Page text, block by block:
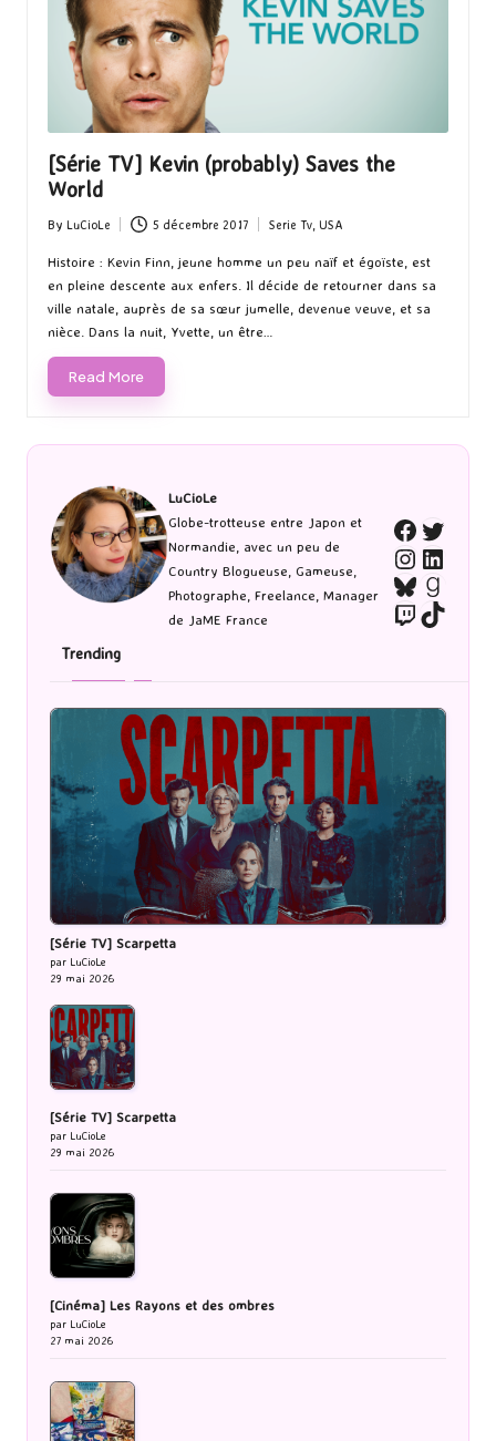
[Série TV] Kevin (probably) Saves the
World
Posted
by
By LuCioLe 5 décembre 2017
Posted
Serie Tv, USA
Histoire : Kevin Finn, jeune homme un peu naïf et égoïste, est
en pleine descente aux enfers. Il décide de retourner dans sa
ville natale, auprès de sa sœur jumelle, devenue veuve, et sa
nièce. Dans la nuit, Yvette, un être…
Read More
LuCioLe
Globe-trotteuse entre Japon et
Normandie, avec un peu de
Country Blogueuse, Gameuse,
Photographe, Freelance, Manager
de JaME France
Bluesky
TwitchTikTok
Trending
[Série TV] Scarpetta
par LuCioLe
29 mai 2026
[Série TV] Scarpetta
par LuCioLe
29 mai 2026
[Cinéma] Les Rayons et des ombres
par LuCioLe
27 mai 2026